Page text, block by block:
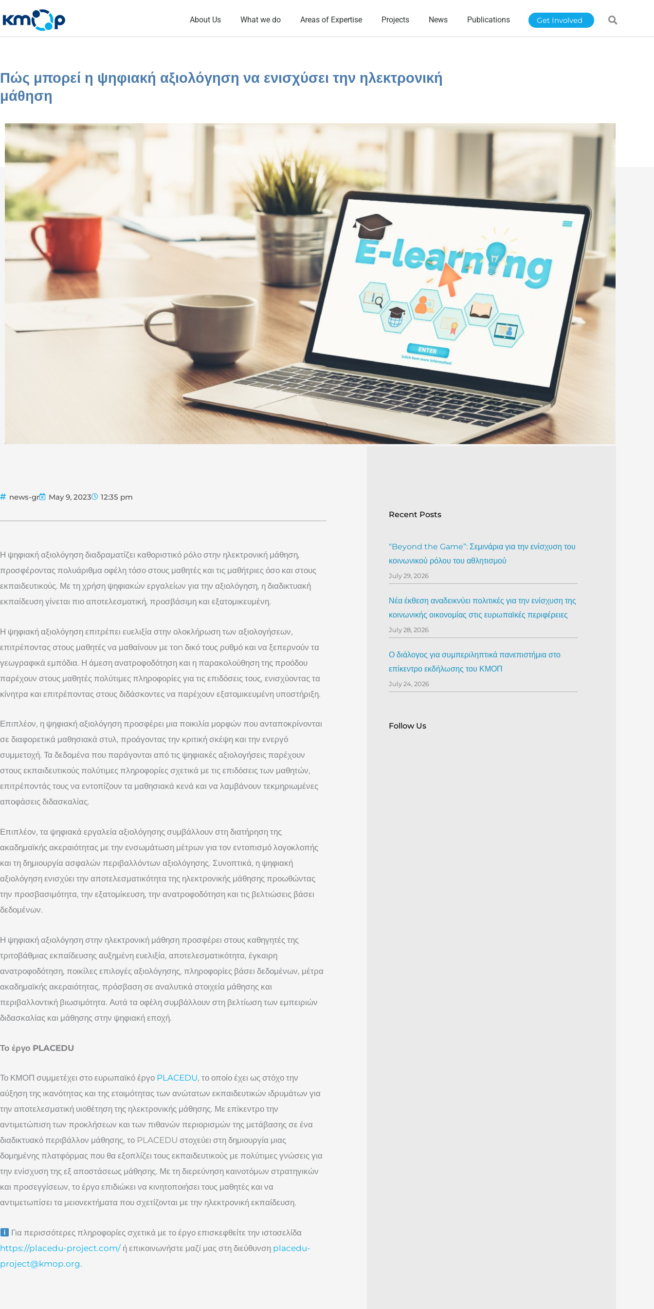
to
content
About Us What we do Areas of Expertise Projects News Publications Get Involved
Πώς μπορεί η ψηφιακή αξιολόγηση να ενισχύσει την ηλεκτρονική
μάθηση
news-gr May 9, 2023 12:35 pm
Η ψηφιακή αξιολόγηση διαδραματίζει καθοριστικό ρόλο στην ηλεκτρονική μάθηση,
προσφέροντας πολυάριθμα οφέλη τόσο στους μαθητές και τις μαθήτριες όσο και στους
εκπαιδευτικούς. Με τη χρήση ψηφιακών εργαλείων για την αξιολόγηση, η διαδικτυακή
εκπαίδευση γίνεται πιο αποτελεσματική, προσβάσιμη και εξατομικευμένη.
Η ψηφιακή αξιολόγηση επιτρέπει ευελιξία στην ολοκλήρωση των αξιολογήσεων,
επιτρέποντας στους μαθητές να μαθαίνουν με τοn δικό τους ρυθμό και να ξεπερνούν τα
γεωγραφικά εμπόδια. Η άμεση ανατροφοδότηση και η παρακολούθηση της προόδου
παρέχουν στους μαθητές πολύτιμες πληροφορίες για τις επιδόσεις τους, ενισχύοντας τα
κίνητρα και επιτρέποντας στους διδάσκοντες να παρέχουν εξατομικευμένη υποστήριξη.
Επιπλέον, η ψηφιακή αξιολόγηση προσφέρει μια ποικιλία μορφών που ανταποκρίνονται
σε διαφορετικά μαθησιακά στυλ, προάγοντας την κριτική σκέψη και την ενεργό
συμμετοχή. Τα δεδομένα που παράγονται από τις ψηφιακές αξιολογήσεις παρέχουν
στους εκπαιδευτικούς πολύτιμες πληροφορίες σχετικά με τις επιδόσεις των μαθητών,
επιτρέποντάς τους να εντοπίζουν τα μαθησιακά κενά και να λαμβάνουν τεκμηριωμένες
αποφάσεις διδασκαλίας.
Επιπλέον, τα ψηφιακά εργαλεία αξιολόγησης συμβάλλουν στη διατήρηση της
ακαδημαϊκής ακεραιότητας με την ενσωμάτωση μέτρων για τον εντοπισμό λογοκλοπής
και τη δημιουργία ασφαλών περιβαλλόντων αξιολόγησης. Συνοπτικά, η ψηφιακή
αξιολόγηση ενισχύει την αποτελεσματικότητα της ηλεκτρονικής μάθησης προωθώντας
την προσβασιμότητα, την εξατομίκευση, την ανατροφοδότηση και τις βελτιώσεις βάσει
δεδομένων.
Η ψηφιακή αξιολόγηση στην ηλεκτρονική μάθηση προσφέρει στους καθηγητές της
τριτοβάθμιας εκπαίδευσης αυξημένη ευελιξία, αποτελεσματικότητα, έγκαιρη
ανατροφοδότηση, ποικίλες επιλογές αξιολόγησης, πληροφορίες βάσει δεδομένων, μέτρα
ακαδημαϊκής ακεραιότητας, πρόσβαση σε αναλυτικά στοιχεία μάθησης και
περιβαλλοντική βιωσιμότητα. Αυτά τα οφέλη συμβάλλουν στη βελτίωση των εμπειριών
διδασκαλίας και μάθησης στην ψηφιακή εποχή.
Το έργο PLACEDU
Το ΚΜΟΠ συμμετέχει στο ευρωπαϊκό έργο PLACEDU, το οποίο έχει ως στόχο την
αύξηση της ικανότητας και της ετοιμότητας των ανώτατων εκπαιδευτικών ιδρυμάτων για
την αποτελεσματική υιοθέτηση της ηλεκτρονικής μάθησης. Με επίκεντρο την
αντιμετώπιση των προκλήσεων και των πιθανών περιορισμών της μετάβασης σε ένα
διαδικτυακό περιβάλλον μάθησης, το PLACEDU στοχεύει στη δημιουργία μιας
δομημένης πλατφόρμας που θα εξοπλίζει τους εκπαιδευτικούς με πολύτιμες γνώσεις για
την ενίσχυση της εξ αποστάσεως μάθησης. Με τη διερεύνηση καινοτόμων στρατηγικών
και προσεγγίσεων, το έργο επιδιώκει να κινητοποιήσει τους μαθητές και να
αντιμετωπίσει τα μειονεκτήματα που σχετίζονται με την ηλεκτρονική εκπαίδευση.
Για περισσότερες πληροφορίες σχετικά με το έργο επισκεφθείτε την ιστοσελίδα
https://placedu-project.com/ ή επικοινωνήστε μαζί μας στη διεύθυνση placedu-
project@kmop.org.
Recent Posts
“Beyond the Game”: Σεμινάρια για την ενίσχυση του
κοινωνικού ρόλου του αθλητισμού
July 29, 2026
Νέα έκθεση αναδεικνύει πολιτικές για την ενίσχυση της
κοινωνικής οικονομίας στις ευρωπαϊκές περιφέρειες
July 28, 2026
Ο διάλογος για συμπεριληπτικά πανεπιστήμια στο
επίκεντρο εκδήλωσης του ΚΜΟΠ
July 24, 2026
Follow Us